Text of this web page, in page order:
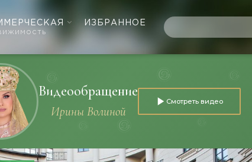
ИЗБРАННОЕ
Видеообращение
Ирины Волиной
Смотреть видео